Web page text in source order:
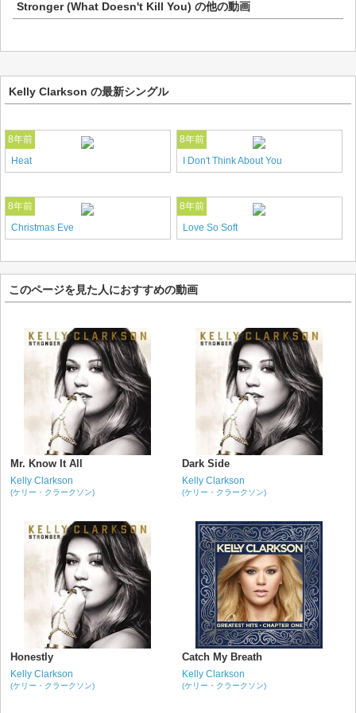
Stronger (What Doesn't Kill You) の他の動画
Kelly Clarkson の最新シングル
8年前
Heat
8年前
I Don't Think About You
8年前
Christmas Eve
8年前
Love So Soft
このページを見た人におすすめの動画
Mr. Know It All
Kelly Clarkson
(ケリー・クラークソン)
Dark Side
Kelly Clarkson
(ケリー・クラークソン)
Honestly
Kelly Clarkson
(ケリー・クラークソン)
Catch My Breath
Kelly Clarkson
(ケリー・クラークソン)